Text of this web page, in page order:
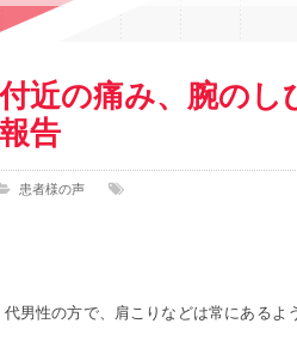
近の痛み、腕の
告
患者様の声
男性の方で、肩こりなどは常にあるよ